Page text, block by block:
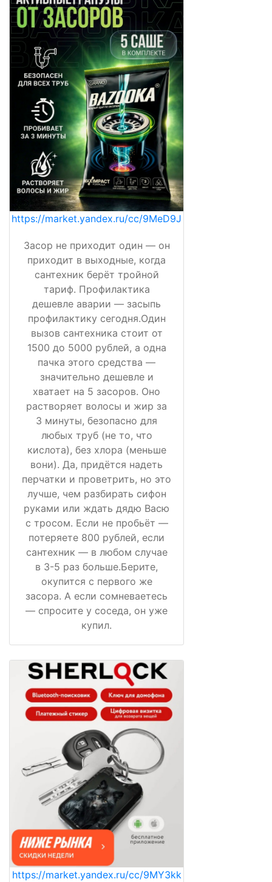
https://market.yandex.ru/cc/9MeD9J
Засор не приходит один — он
приходит в выходные, когда
сантехник берёт тройной
тариф. Профилактика
дешевле аварии — засыпь
профилактику сегодня.Один
вызов сантехника стоит от
1500 до 5000 рублей, а одна
пачка этого средства —
значительно дешевле и
хватает на 5 засоров. Оно
растворяет волосы и жир за
3 минуты, безопасно для
любых труб (не то, что
кислота), без хлора (меньше
вони). Да, придётся надеть
перчатки и проветрить, но это
лучше, чем разбирать сифон
руками или ждать дядю Васю
с тросом. Если не пробьёт —
потеряете 800 рублей, если
сантехник — в любом случае
в 3-5 раз больше.Берите,
окупится с первого же
засора. А если сомневаетесь
— спросите у соседа, он уже
купил.
https://market.yandex.ru/cc/9MY3kk